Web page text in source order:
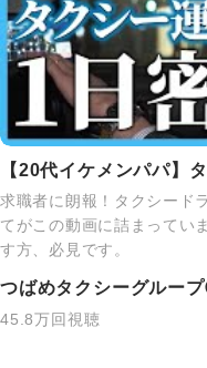
【20代イケメンパパ】
求職者に朗報！タクシード
てがこの動画に詰まってい
す方、必見です。
つばめタクシーグルー
45.8万回視聴